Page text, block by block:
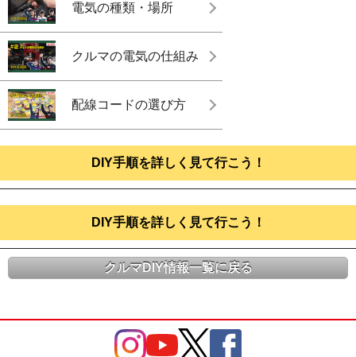
電気の種類・場所
クルマの電気の仕組み
配線コードの選び方
DIY手順を詳しく見て行こう！
DIY手順を詳しく見て行こう！
クルマDIY情報一覧に戻る